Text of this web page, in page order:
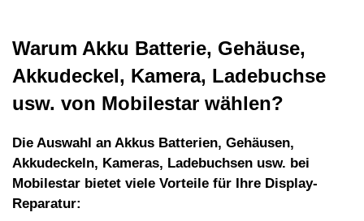
Warum Akku Batterie, Gehäuse,
Akkudeckel, Kamera, Ladebuchse
usw. von Mobilestar wählen?
Die Auswahl an Akkus Batterien, Gehäusen,
Akkudeckeln, Kameras, Ladebuchsen usw. bei
Mobilestar bietet viele Vorteile für Ihre Display-
Reparatur: